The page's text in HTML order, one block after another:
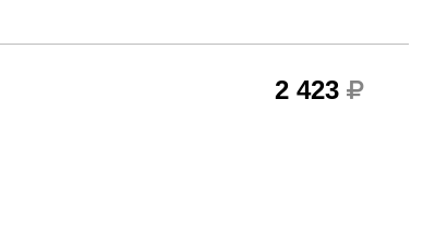
2 423